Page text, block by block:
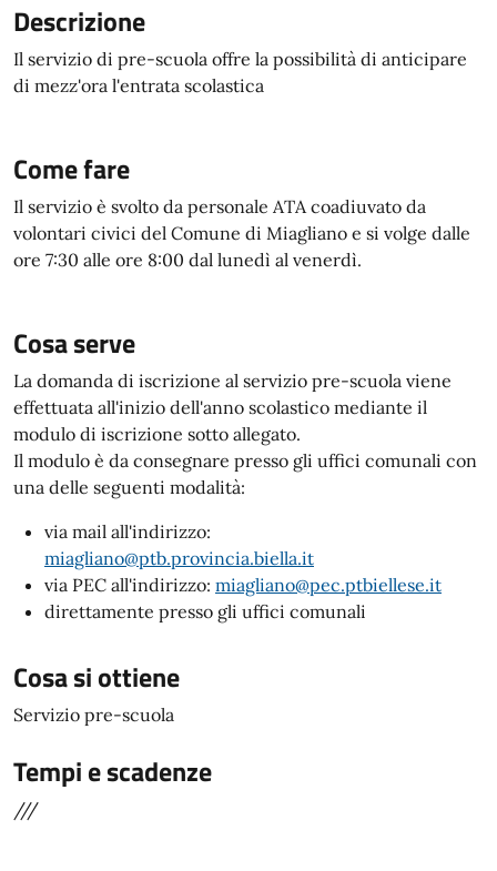
Descrizione
Il servizio di pre-scuola offre la possibilità di anticipare
di mezz'ora l'entrata scolastica
Come fare
Il servizio è svolto da personale ATA coadiuvato da
volontari civici del Comune di Miagliano e si volge dalle
ore 7:30 alle ore 8:00 dal lunedì al venerdì.
Cosa serve
La domanda di iscrizione al servizio pre-scuola viene
effettuata all'inizio dell'anno scolastico mediante il
modulo di iscrizione sotto allegato.
Il modulo è da consegnare presso gli uffici comunali con
una delle seguenti modalità:
via mail all'indirizzo:
miagliano@ptb.provincia.biella.it
via PEC all'indirizzo: miagliano@pec.ptbiellese.it
direttamente presso gli uffici comunali
Cosa si ottiene
Servizio pre-scuola
Tempi e scadenze
///